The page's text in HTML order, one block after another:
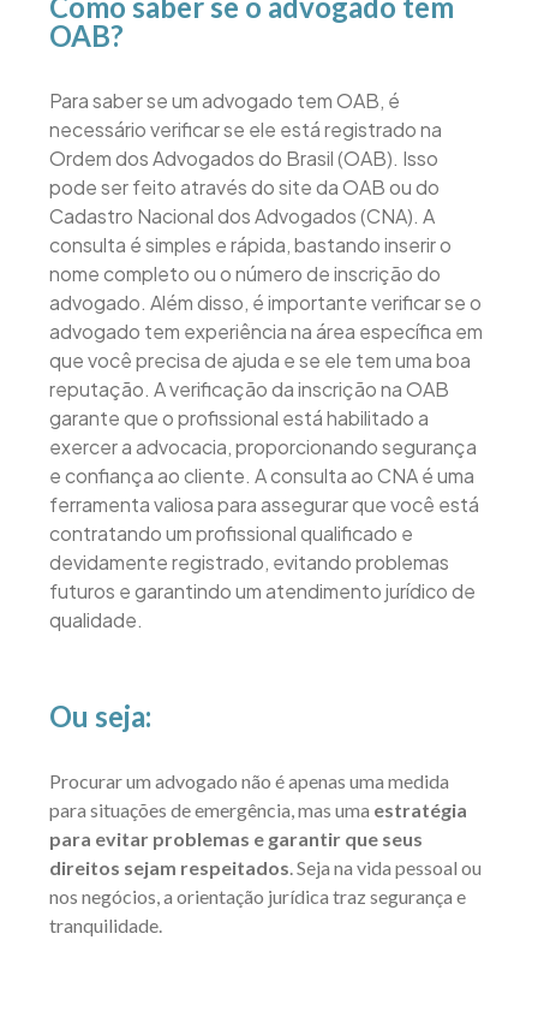
OAB?
Para saber se um advogado tem OAB, é
necessário verificar se ele está registrado na
Ordem dos Advogados do Brasil (OAB). Isso
pode ser feito através do site da OAB ou do
Cadastro Nacional dos Advogados (CNA). A
consulta é simples e rápida, bastando inserir o
nome completo ou o número de inscrição do
advogado. Além disso, é importante verificar se o
advogado tem experiência na área específica em
que você precisa de ajuda e se ele tem uma boa
reputação. A verificação da inscrição na OAB
garante que o profissional está habilitado a
exercer a advocacia, proporcionando segurança
e confiança ao cliente. A consulta ao CNA é uma
ferramenta valiosa para assegurar que você está
contratando um profissional qualificado e
devidamente registrado, evitando problemas
futuros e garantindo um atendimento jurídico de
qualidade.
Ou seja:
Procurar um advogado não é apenas uma medida
para situações de emergência, mas uma estratégia
para evitar problemas e garantir que seus
direitos sejam respeitados. Seja na vida pessoal ou
nos negócios, a orientação jurídica traz segurança e
tranquilidade.